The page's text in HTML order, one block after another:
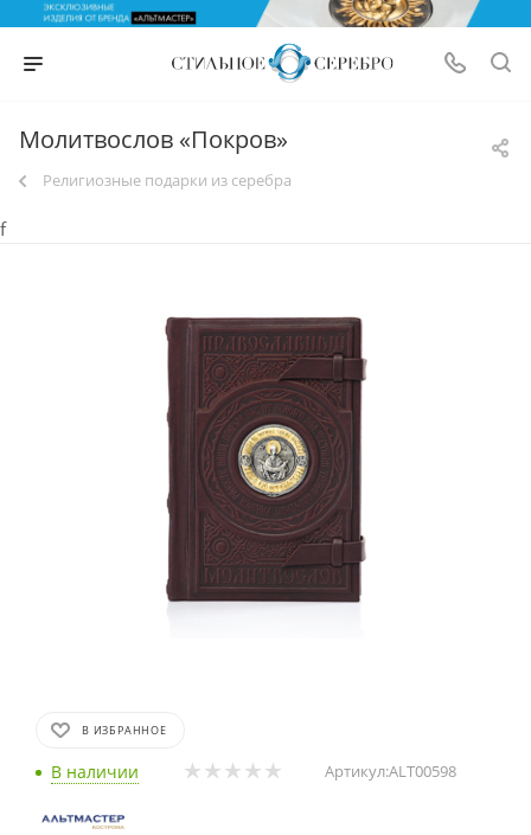
Молитвослов «Покров»
Религиозные подарки из серебра
f
В ИЗБРАННОЕ
В наличии Артикул:ALT00598